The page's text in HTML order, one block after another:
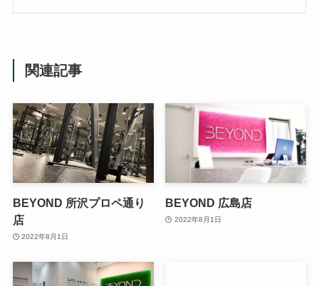
関連記事
BEYOND 所沢プロペ通り
店
2022年8月1日
BEYOND 広島店
2022年8月1日